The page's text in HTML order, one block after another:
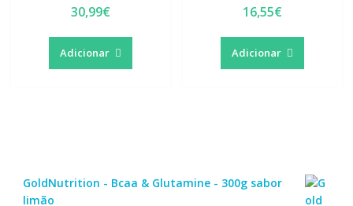
30,99€
Adicionar
16,55€
Adicionar
GoldNutrition - Bcaa & Glutamine - 300g sabor
limão